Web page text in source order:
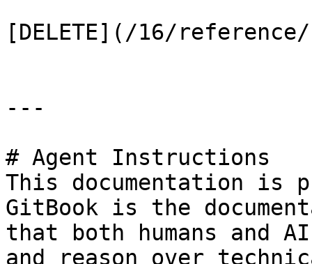
[DELETE](/16/
---
# Agent Instructions
This documentation is
GitBook is the
that both humans and
and reason over